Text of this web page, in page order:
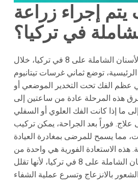
إجراء زراعة
في تركيا؟
بالنسبة لزراعة الأسنان الشاملة على 8 في تركيا، خلال
توضع ثماني غرسات تيتانيوم
عظم الفك تحت التخدير الموضعي أو
هذه المرحلة عادة من ساعتين إلى
ما إذا كانت الفك العلوي أو السفلي
علاج. فوراً بعد الجراحة، يمكن تركيب
مما يسمح للمرضى بمغادرة العيادة
هذه الاستعادة الفورية هي واحدة من
أبرز فوائد زراعة الأسنان الشاملة على 8 في تركيا، لأنها تقلل